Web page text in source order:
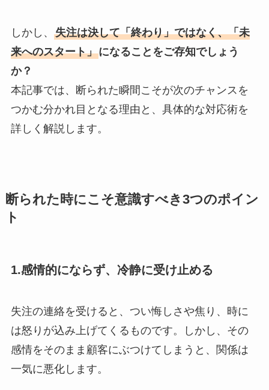
しかし、 失注は決して「終わり」ではなく、「未
来へのスタート」になることをご存知でしょう
か？
本記事では、断られた瞬間こそが次のチャンスを
つかむ分かれ目となる理由と、具体的な対応術を
詳しく解説します。
断られた時にこそ意識すべき3つのポイン
ト
1.感情的にならず、冷静に受け止める
失注の連絡を受けると、つい悔しさや焦り、時に
は怒りが込み上げてくるものです。しかし、その
感情をそのまま顧客にぶつけてしまうと、関係は
一気に悪化します。